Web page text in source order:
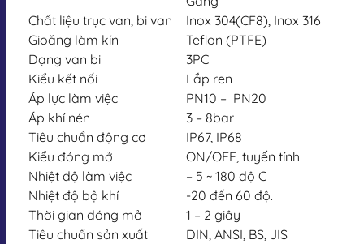
Chất liệu trục van, bi van
Inox 304(CF8), Inox 316
Gioăng làm kín
Teflon (PTFE)
Dạng van bi
3PC
Kiểu kết nối
Lắp ren
Áp lực làm việc
PN10 – PN20
Áp khí nén
3 – 8bar
Tiêu chuẩn động cơ
IP67, IP68
Kiểu đóng mở
ON/OFF, tuyến tính
Nhiệt độ làm việc
– 5 ~ 180 độ C
Nhiệt độ bộ khí
-20 đến 60 độ.
Thời gian đóng mở
1 – 2 giây
Tiêu chuẩn sản xuất
DIN, ANSI, BS, JIS